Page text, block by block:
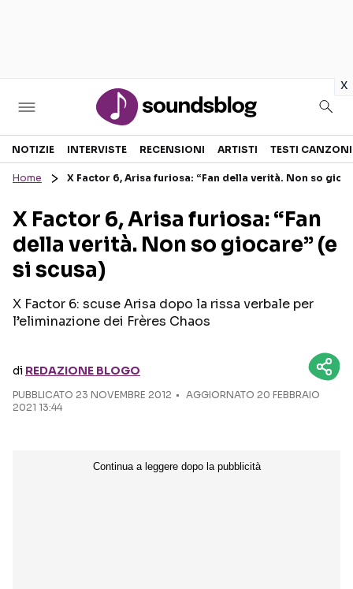
x
Sezioni
RECENSIONI MUSICALI
INTERVISTE
GOSSIP E CURIOSITÀ
TESTI CANZONI
TOUR ED EVENTI
Seguici sui social
NOTIZIE INTERVISTE RECENSIONI ARTISTI TESTI CANZONI
Home X Factor 6, Arisa furiosa: “Fan della verità. Non so
X Factor 6, Arisa furiosa: “Fan
della verità. Non so giocare” (e
si scusa)
X Factor 6: scuse Arisa dopo la rissa verbale per
l’eliminazione dei Frères Chaos
di REDAZIONE BLOGO
PUBBLICATO 23 NOVEMBRE 2012
AGGIORNATO 20 FEBBRAIO
2021 13:44